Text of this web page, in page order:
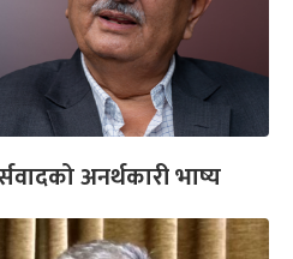
अनर्थकारी भाष्य